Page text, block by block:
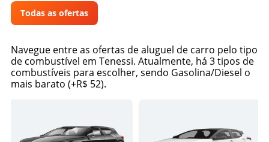
Todas as ofertas
Navegue entre as ofertas de aluguel de carro pelo tipo
de combustível em Tenessi. Atualmente, há 3 tipos de
combustíveis para escolher, sendo Gasolina/Diesel o
mais barato (+R$ 52).